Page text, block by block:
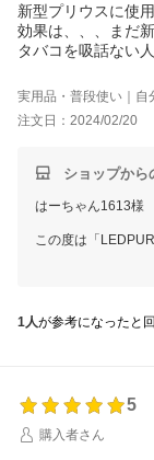
新型プリウスに使用
効果は、、、まだ
タバコを吸話ない
ので、IQOSを吸
うが、新車の匂い
とりあえず車に乗
これからこれを維
で良かったと思い
実用品・普段使い｜自
注文日：2024/02/20
ショップから
はーちゃん1613様
この度は「
これからぜひ末永
1人が参考になったと
5
購入者さん